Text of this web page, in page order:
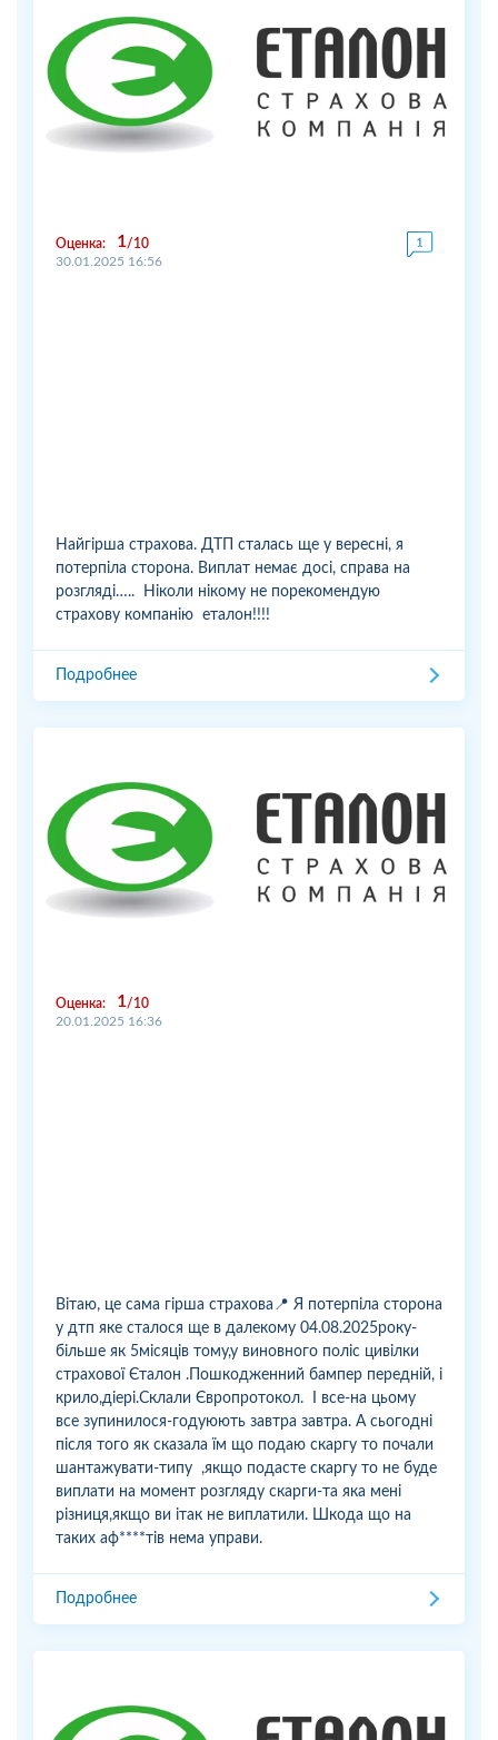
Оценка: 1
10
30.01.2025 16:56
Найгірша страхова. ДТП сталась ще у вересні, я
потерпіла сторона. Виплат немає досі, справа на
розгляді….. Ніколи нікому не порекомендую
страхову компанію еталон!!!!
Подробнее
Оценка: 1
10
20.01.2025 16:36
Вітаю, це сама гірша страхова📍 Я потерпіла сторона
у дтп яке сталося ще в далекому 04.08.2025року-
більше як 5місяців тому,у виновного поліс цивілки
страхової Єталон .Пошкодженний бампер передній, і
крило,діері.Склали Європротокол. І все-на цьому
все зупинилося-годуюють завтра завтра. А сьогодні
після того як сказала їм що подаю скаргу то почали
шантажувати-типу ,якщо подасте скаргу то не буде
виплати на момент розгляду скарги-та яка мені
різниця,якщо ви ітак не виплатили. Шкода що на
таких аф****тів нема управи.
Подробнее